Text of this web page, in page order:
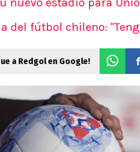
del fútbol chileno:
a Redgol en Google!